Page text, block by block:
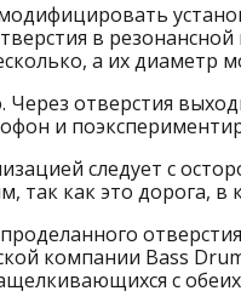
в
а их диаметр
отверстия
и
следует с
так как это дорога,
компании Bass
с